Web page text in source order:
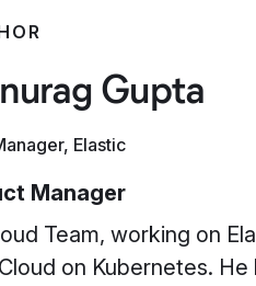
Gupta
Elastic
Manager
Team, working on
on Kubernetes.